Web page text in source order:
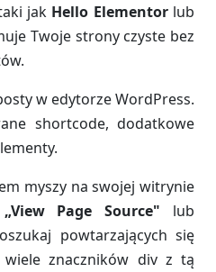
jak Hello Elementorlub
Twoje strony czyste bez
w edytorze WordPress.
shortcode, dodatkowe
myszy na swojej witrynie
„View Page Source" lub
powtarzających się
znaczników div z tą